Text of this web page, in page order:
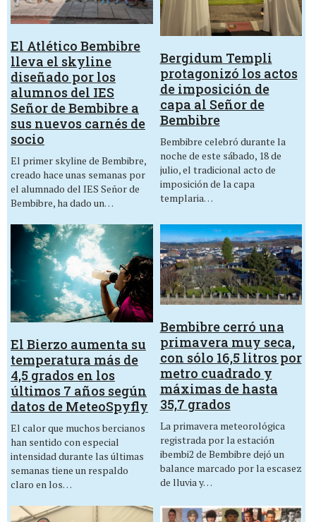
El Atlético Bembibre
lleva el skyline
diseñado por los
alumnos del IES
Señor de Bembibre a
sus nuevos carnés de
socio
El primer skyline de Bembibre,
creado hace unas semanas por
el alumnado del IES Señor de
Bembibre, ha dado un…
Bergidum Templi
protagonizó los actos
de imposición de
capa al Señor de
Bembibre
Bembibre celebró durante la
noche de este sábado, 18 de
julio, el tradicional acto de
imposición de la capa
templaria…
El Bierzo aumenta su
temperatura más de
4,5 grados en los
últimos 7 años según
datos de MeteoSpyfly
El calor que muchos bercianos
han sentido con especial
intensidad durante las últimas
semanas tiene un respaldo
claro en los…
Bembibre cerró una
primavera muy seca,
con sólo 16,5 litros por
metro cuadrado y
máximas de hasta
35,7 grados
La primavera meteorológica
registrada por la estación
ibembi2 de Bembibre dejó un
balance marcado por la escasez
de lluvia y…